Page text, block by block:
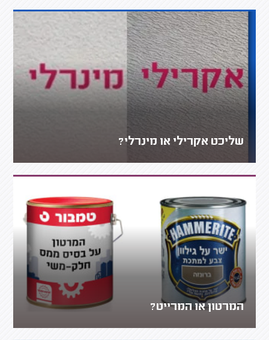
שליכט אקרילי או מינרלי?
המרטון או המרייט?